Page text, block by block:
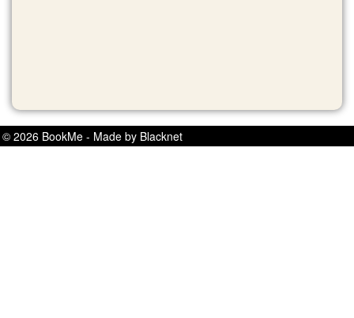
© 2026 BookMe - Made by Blacknet